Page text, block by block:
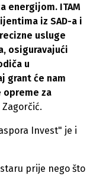
energijom. ITAM
iz SAD-a i
usluge
osiguravajući
u
grant će nam
opreme za
Invest" je i
prije nego što